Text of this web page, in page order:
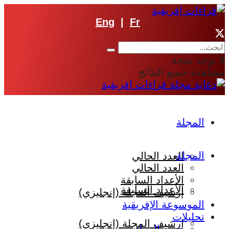
Eng Fr
لا توجد نتيجة
مشاهدة جميع النتائج
المجلة
العدد الحالي
الأعداد السابقة
إرشيف المجلة (إنجليزي)
المجلة
العدد الحالي
الأعداد السابقة
إرشيف المجلة (إنجليزي)
الموسوعة الإفريقية
تحليلات